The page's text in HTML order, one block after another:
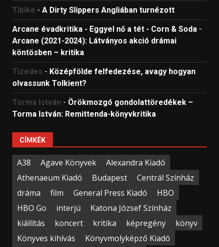
Tibike - A Dirty Slippers Angliában turnézott
Arcane évadkritika - Eggyel nő a tét - Corn & Soda -
Arcane (2021-2024): Látványos akció drámai
köntösben – kritika
Tizedes - Középfölde felfedezése, avagy hogyan
olvassunk Tolkient?
Torma István - Örökmozgó gondolattöredékek –
Torma István: Remittenda-könyvkritika
CÍMKÉK
A38 Agave Könyvek
Alexandra Kiadó
Athenaeum Kiadó
Budapest
Centrál Színház
dráma
film General Press Kiadó
HBO
HBO Go
interjú
Katona József Színház
kiállítás
koncert kritika képregény
könyv
Könyves kihívás
Könyvmolyképző Kiadó